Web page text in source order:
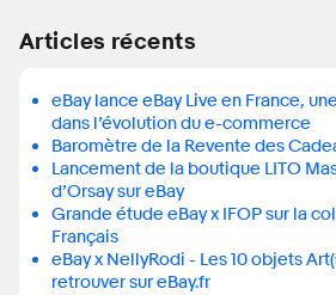
Articles récents
eBay lance eBay Live en France,
dans l’évolution du e-commerce
Baromètre de la Revente des
Lancement de la boutique LITO
d’Orsay sur eBay
Grande étude eBay x IFOP sur la
Français
eBay x NellyRodi - Les 10 objets
retrouver sur eBay.fr